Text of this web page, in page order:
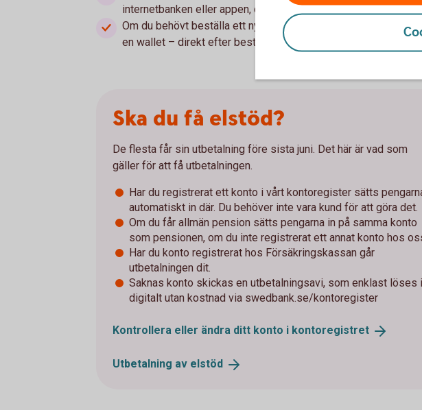
internetbanken eller appen, dygnet runt. Kreditkort spärras
Om du behövt beställa ett nytt kort eller ett ersättningskort kan
en wallet – direkt efter beställning. Sedan kan du betala med
Ska du få elstöd?
De flesta får sin utbetalning före sista juni. Det här är vad som
gäller för att få utbetalningen.
Har du registrerat ett konto i vårt kontoregister sätts
automatiskt in där. Du behöver inte vara kund för att göra det.
Om du får allmän pension sätts pengarna in på samma konto
som pensionen, om du inte registrerat ett annat konto hos
Har du konto registrerat hos Försäkringskassan går
utbetalningen dit.
Saknas konto skickas en utbetalningsavi, som enklast löses
digitalt utan kostnad via swedbank.se/kontoregister
Kontrollera eller ändra ditt konto i kontoregistret
Utbetalning av elstöd